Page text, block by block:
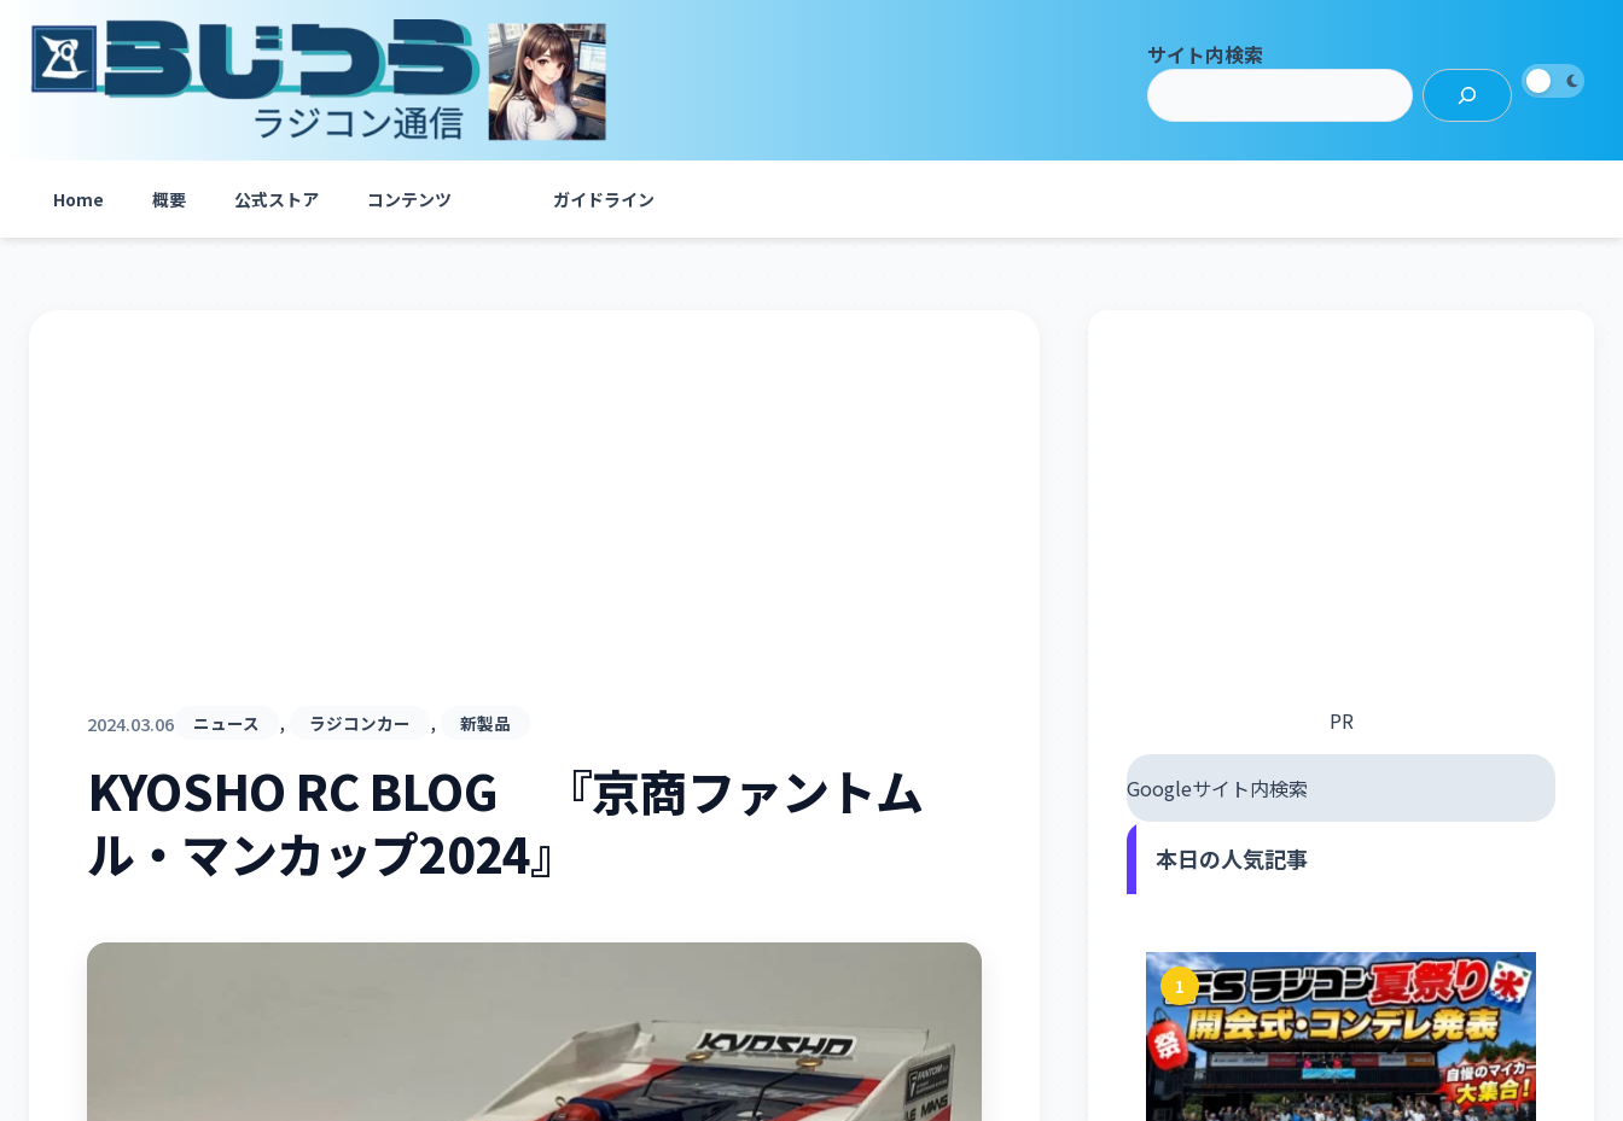
サイト内検索
Home 概要 公式ストア コンテンツ ガイドライン
2024.03.06 ニュース , ラジコンカー , 新製品
KYOSHO RC BLOG 『京商ファントム
ル・マンカップ2024』
PR
Googleサイト内検索
本日の人気記事
1